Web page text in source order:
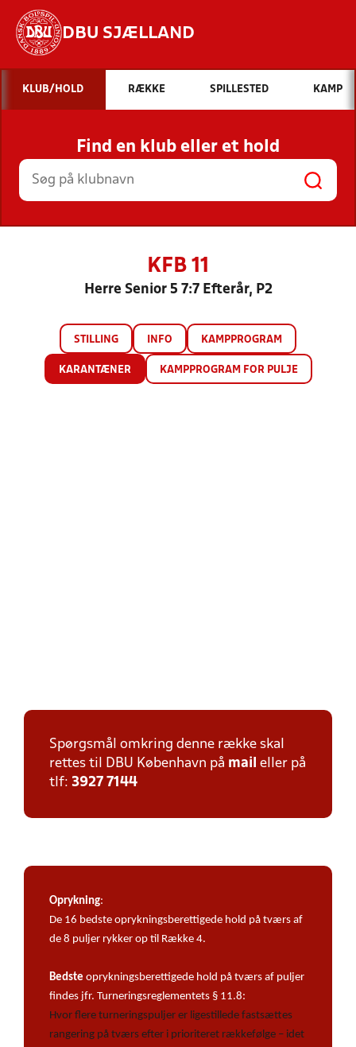
DBU SJÆLLAND
Hvad vil du søge efter?
INDHOLD OG NYHEDER
STILLINGER, RESULTATER, KLUBBER OG
HOLD
KLUB/HOLD RÆKKE SPILLESTED KAMP
Find en klub eller et hold
KFB 11
Herre Senior 5 7:7 Efterår, P2
STILLING INFO KAMPPROGRAM
KARANTÆNER KAMPPROGRAM FOR PULJE
Spørgsmål omkring denne række skal
rettes til DBU København på mail eller på
tlf: 3927 7144
Oprykning:
De 16 bedste oprykningsberettigede hold på tværs af
de 8 puljer rykker op til Række 4.
Bedste oprykningsberettigede hold på tværs af puljer
findes jfr. Turneringsreglementets § 11.8:
Hvor flere turneringspuljer er ligestillede fastsættes
rangering på tværs efter i prioriteret rækkefølge – idet